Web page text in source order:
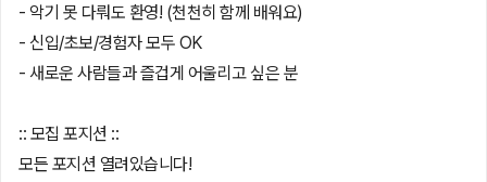
- 악기 못 다뤄도 환영! (천천히 함께 배워요)
- 신입/초보/경험자 모두 OK
- 새로운 사람들과 즐겁게 어울리고 싶은 분
:: 모집 포지션 ::
모든 포지션 열려있습니다!